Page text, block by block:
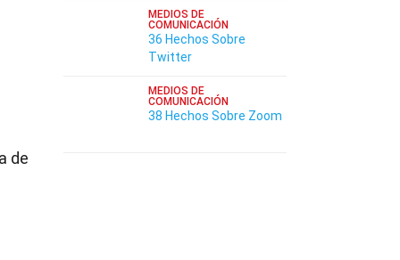
de
MEDIOS DE
COMUNICACIÓN
36 Hechos Sobre
Twitter
MEDIOS DE
COMUNICACIÓN
38 Hechos Sobre Zoom